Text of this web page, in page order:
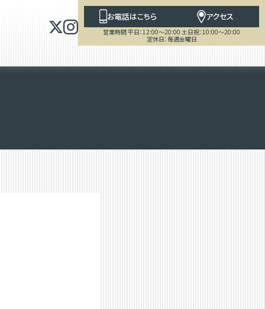
お電話はこちら アクセス
営業時間 平日：12:00～20:00 土日祝：10:00～20:00
定休日：毎週金曜日